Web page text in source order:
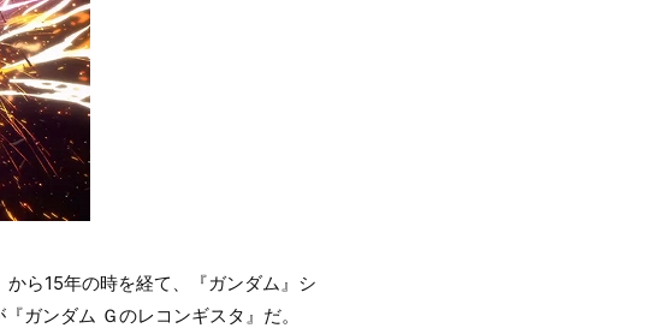
ら15年の時を経て、『ガンダム』シ
ガンダム Ｇのレコンギスタ』だ。